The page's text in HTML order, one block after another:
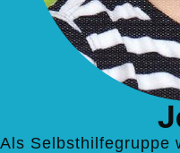
Als Selbsthilfegruppe